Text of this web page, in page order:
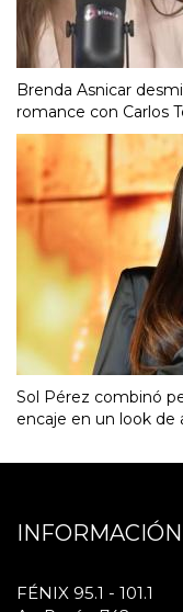
Brenda Asnicar
romance con Carlos
Sol Pérez combinó
encaje en un look de
INFORMACIÓN
FÉNIX 95.1 - 101.1